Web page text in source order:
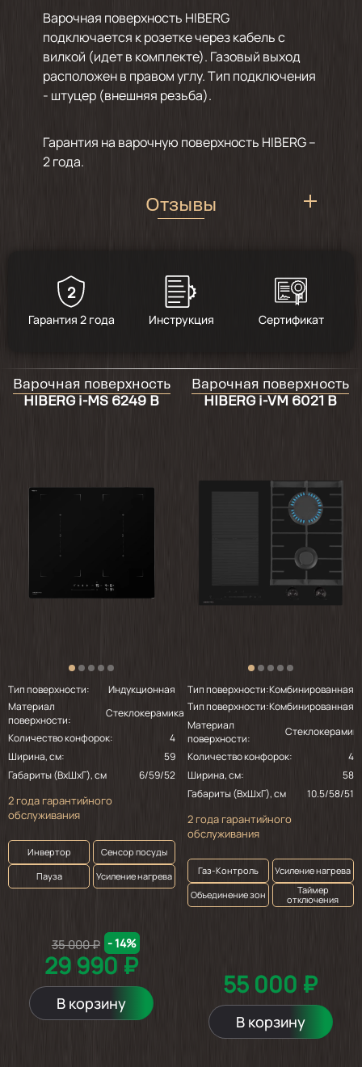
Варочная поверхность HIBERG
подключается к розетке через кабель с
вилкой (идет в комплекте). Газовый выход
расположен в правом углу. Тип подключения
- штуцер (внешняя резьба).
Гарантия на варочную поверхность HIBERG –
2 года.
Отзывы
Рекомендую!!!
2
Гарантия 2 года Инструкция Сертификат
Варочная поверхность
HIBERG i-MS 6249 B
Тип поверхности:
Индукционная
Материал
поверхности:
Стеклокерамика
Количество конфорок:
4
Ширина, см:
59
Габариты (ВхШхГ), см
6/59/52
2 года гарантийного
обслуживания
Инвертор
Сенсор посуды
Пауза
Усиление нагрева
29 990 ₽
35 000 ₽ - 14%
В корзину
Варочная поверхность
HIBERG i-VM 6021 B
Тип поверхности:Комбинированная
Тип поверхности:Комбинированная
Материал
поверхности:
Количество конфорок:
4
Ширина, см:
58
Габариты (ВхШхГ), см
10.5/58/51
2 года гарантийного
обслуживания
Газ-Контроль
Усиление нагрева
Объединение зон
Таймер
отключения
55 000 ₽
В корзину